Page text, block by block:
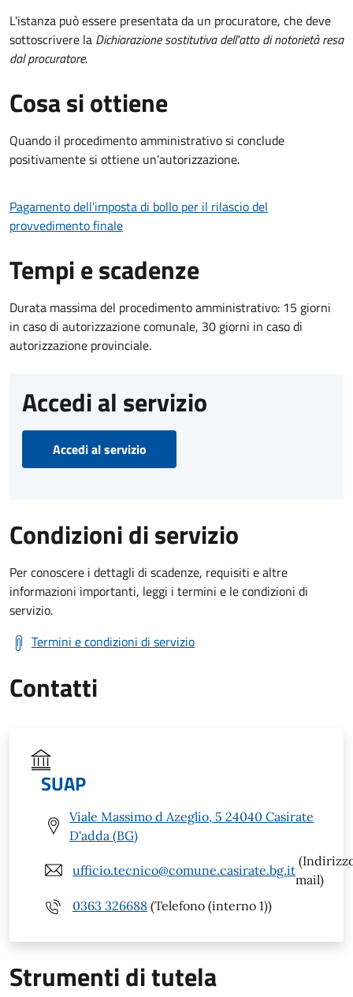
L'istanza può essere presentata da un procuratore, che deve
sottoscrivere la Dichiarazione sostitutiva dell'atto di notorietà resa
dal procuratore.
Cosa si ottiene
Quando il procedimento amministrativo si conclude
positivamente si ottiene un'autorizzazione.
Pagamento dell'imposta di bollo per il rilascio del
provvedimento finale
Tempi e scadenze
Durata massima del procedimento amministrativo: 15 giorni
in caso di autorizzazione comunale, 30 giorni in caso di
autorizzazione provinciale.
Accedi al servizio
Accedi al servizio
Condizioni di servizio
Per conoscere i dettagli di scadenze, requisiti e altre
informazioni importanti, leggi i termini e le condizioni di
servizio.
Termini e condizioni di servizio
Contatti
SUAP
Viale Massimo d Azeglio, 5 24040 Casirate
D'adda (BG)
ufficio.tecnico@comune.casirate.bg.it
mail)
0363 326688 (Telefono (interno 1))
Strumenti di tutela